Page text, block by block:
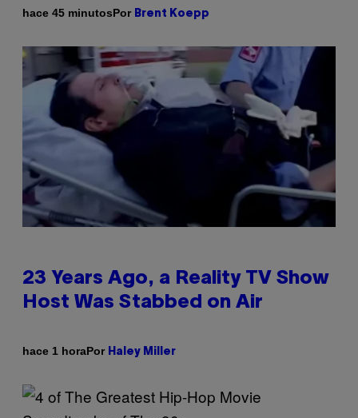
hace 45 minutosPor Brent Koepp
23 Years Ago, a Reality TV Show
Host Was Stabbed on Air
hace 1 horaPor Haley Miller